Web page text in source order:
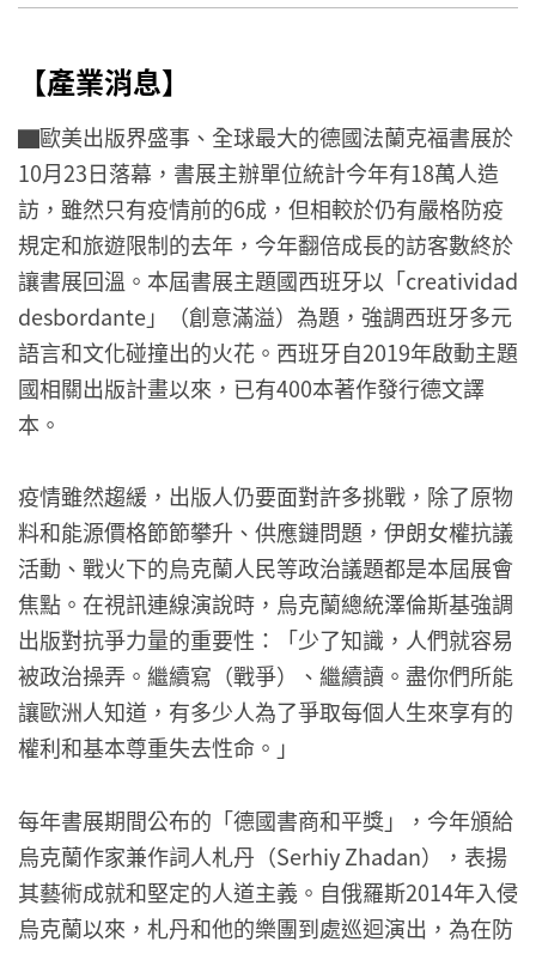
【產業消息】
▇歐美出版界盛事、全球最大的德國法蘭克福書展於
10月23日落幕，書展主辦單位統計今年有18萬人造
訪，雖然只有疫情前的6成，但相較於仍有嚴格防疫
規定和旅遊限制的去年，今年翻倍成長的訪客數終於
讓書展回溫。本屆書展主題國西班牙以「creatividad
desbordante」（創意滿溢）為題，強調西班牙多元
語言和文化碰撞出的火花。西班牙自2019年啟動主題
國相關出版計畫以來，已有400本著作發行德文譯
本。
疫情雖然趨緩，出版人仍要面對許多挑戰，除了原物
料和能源價格節節攀升、供應鏈問題，伊朗女權抗議
活動、戰火下的烏克蘭人民等政治議題都是本屆展會
焦點。在視訊連線演說時，烏克蘭總統澤倫斯基強調
出版對抗爭力量的重要性：「少了知識，人們就容易
被政治操弄。繼續寫（戰爭）、繼續讀。盡你們所能
讓歐洲人知道，有多少人為了爭取每個人生來享有的
權利和基本尊重失去性命。」
每年書展期間公布的「德國書商和平獎」，今年頒給
烏克蘭作家兼作詞人札丹（Serhiy Zhadan），表揚
其藝術成就和堅定的人道主義。自俄羅斯2014年入侵
烏克蘭以來，札丹和他的樂團到處巡迴演出，為在防